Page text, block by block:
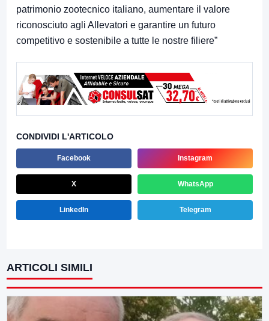
patrimonio zootecnico italiano, aumentare il valore
riconosciuto agli Allevatori e garantire un futuro
competitivo e sostenibile a tutte le nostre filiere”
CONDIVIDI L'ARTICOLO
Facebook Instagram
X WhatsApp
LinkedIn Telegram
ARTICOLI SIMILI